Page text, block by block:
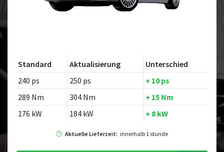
Standard Aktualisierung
Unterschied
240 ps
250 ps
+ 10 ps
289 Nm
304 Nm
+ 15 Nm
176 kW
184 kW + 8 kW
Aktuelle Lieferzeit: innerhalb 1 stunde